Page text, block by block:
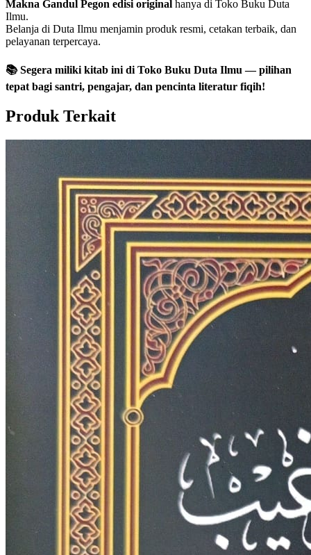
Makna Gandul Pegon edisi original hanya di Toko Buku Duta
Ilmu.
Belanja di Duta Ilmu menjamin produk resmi, cetakan terbaik, dan
pelayanan terpercaya.
📚 Segera miliki kitab ini di Toko Buku Duta Ilmu — pilihan
tepat bagi santri, pengajar, dan pencinta literatur fiqih!
Produk Terkait